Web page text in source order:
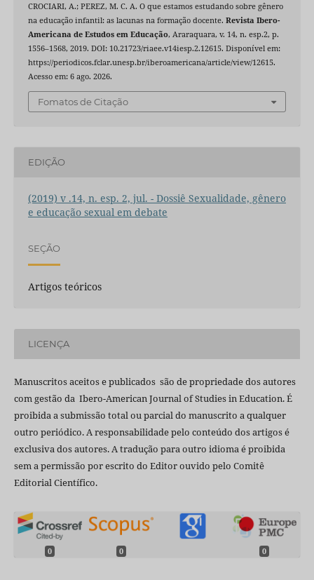
CROCIARI, A.; PEREZ, M. C. A. O que estamos estudando sobre gênero
na educação infantil: as lacunas na formação docente. Revista Ibero-
Americana de Estudos em Educação, Araraquara, v. 14, n. esp.2, p.
1556–1568, 2019. DOI: 10.21723/riaee.v14iesp.2.12615. Disponível em:
https://periodicos.fclar.unesp.br/iberoamericana/article/view/12615.
Acesso em: 6 ago. 2026.
Fomatos de Citação
EDIÇÃO
(2019) v .14, n. esp. 2, jul. - Dossiê Sexualidade, gênero
e educação sexual em debate
SEÇÃO
Artigos teóricos
LICENÇA
Manuscritos aceitos e publicados são de propriedade dos autores
com gestão da Ibero-American Journal of Studies in Education. É
proibida a submissão total ou parcial do manuscrito a qualquer
outro periódico. A responsabilidade pelo conteúdo dos artigos é
exclusiva dos autores. A tradução para outro idioma é proibida
sem a permissão por escrito do Editor ouvido pelo Comitê
Editorial Científico.
0 0 0